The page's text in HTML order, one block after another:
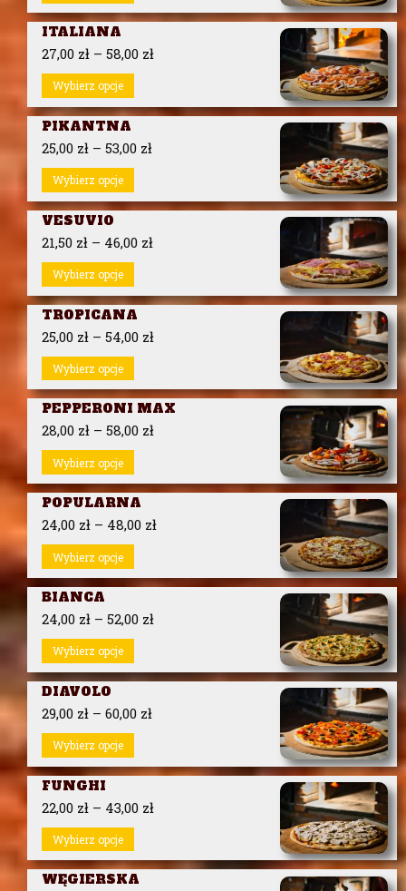
ITALIANA
27,00 zł – 58,00 zł
Wybierz opcje
PIKANTNA
25,00 zł – 53,00 zł
Wybierz opcje
VESUVIO
21,50 zł – 46,00 zł
Wybierz opcje
TROPICANA
25,00 zł – 54,00 zł
Wybierz opcje
PEPPERONI MAX
28,00 zł – 58,00 zł
Wybierz opcje
POPULARNA
24,00 zł – 48,00 zł
Wybierz opcje
BIANCA
24,00 zł – 52,00 zł
Wybierz opcje
DIAVOLO
29,00 zł – 60,00 zł
Wybierz opcje
FUNGHI
22,00 zł – 43,00 zł
Wybierz opcje
WĘGIERSKA